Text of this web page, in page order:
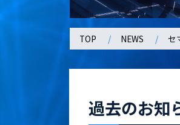
TOP NEWS セ
過去のお知